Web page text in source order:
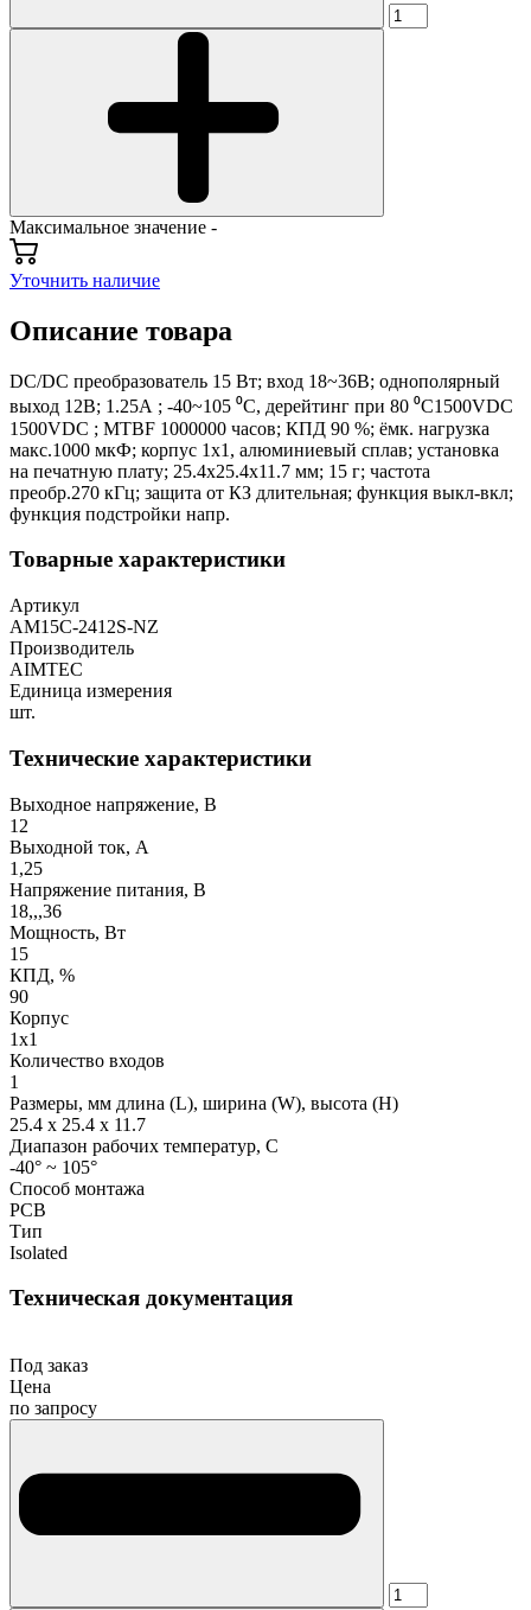
Максимальное значение -
Уточнить наличие
Описание товара
DC/DC преобразователь 15 Вт; вход 18~36В; однополярный
выход 12В; 1.25А ; -40~105 ⁰C, дерейтинг при 80 ⁰C1500VDC
1500VDC ; MTBF 1000000 часов; КПД 90 %; ёмк. нагрузка
макс.1000 мкФ; корпус 1x1, алюминиевый сплав; установка
на печатную плату; 25.4x25.4x11.7 мм; 15 г; частота
преобр.270 кГц; защита от КЗ длительная; функция выкл-вкл;
функция подстройки напр.
Товарные характеристики
Артикул
AM15C-2412S-NZ
Производитель
AIMTEC
Единица измерения
шт.
Технические характеристики
Выходное напряжение, В
12
Выходной ток, А
1,25
Напряжение питания, В
18,,,36
Мощность, Вт
15
КПД, %
90
Корпус
1x1
Количество входов
1
Размеры, мм длина (L), ширина (W), высота (H)
25.4 x 25.4 x 11.7
Диапазон рабочих температур, С
-40° ~ 105°
Способ монтажа
PCB
Тип
Isolated
Техническая документация
Под заказ
Цена
по запросу